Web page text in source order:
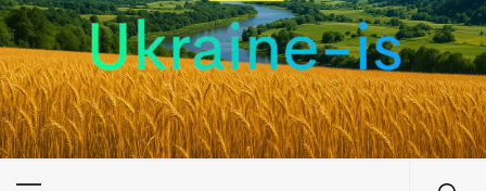
UKRAINE-IS
ПОДОРОЖI ПО УКРАЇНІ